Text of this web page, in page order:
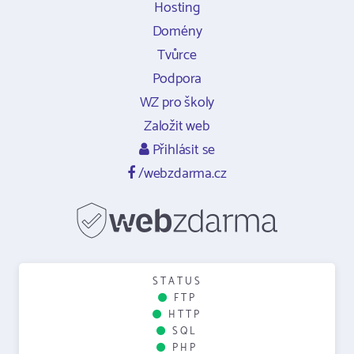
Hosting
Domény
Tvůrce
Podpora
WZ pro školy
Založit web
Přihlásit se
/webzdarma.cz
STATUS
FTP
HTTP
SQL
PHP